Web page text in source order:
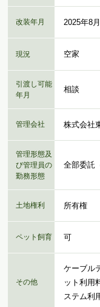
改装年月 2025年8月
現況 空家
引渡し可能
年月
相談
管理会社 株式会社
管理形態及
び管理員の
勤務形態
全部委託
土地権利 所有権
ペット飼育 可
その他
ケーブル
ット利用
ステム利